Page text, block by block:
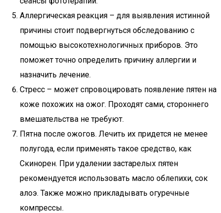
Аллергическая реакция – для выявления истинной
причины стоит подвергнуться обследованию с
помощью высокотехнологичных приборов. Это
поможет точно определить причину аллергии и
назначить лечение.
Стресс – может спровоцировать появление пятен на
коже похожих на ожог. Проходят сами, стороннего
вмешательства не требуют.
Пятна после ожогов. Лечить их придется не менее
полугода, если применять такое средство, как
Скинорен. При удалении застарелых пятен
рекомендуется использовать масло облепихи, сок
алоэ. Также можно прикладывать огуречные
компрессы.